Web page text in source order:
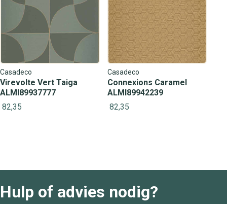
Casadeco
Virevolte Vert Taiga
ALMI89937777
82,35
Casadeco
Connexions Caramel
ALMI89942239
82,35
Hulp of advies nodig?